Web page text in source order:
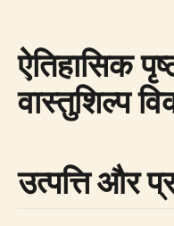
ऐतिहासिक
वास्तुशिल्प
उत्पत्ति और